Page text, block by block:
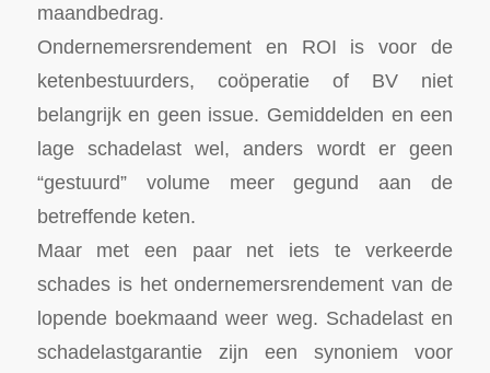
maandbedrag.
Ondernemersrendement en ROI is voor de
ketenbestuurders, coöperatie of BV niet
belangrijk en geen issue. Gemiddelden en een
lage schadelast wel, anders wordt er geen
“gestuurd” volume meer gegund aan de
betreffende keten.
Maar met een paar net iets te verkeerde
schades is het ondernemersrendement van de
lopende boekmaand weer weg. Schadelast en
schadelastgarantie zijn een synoniem voor